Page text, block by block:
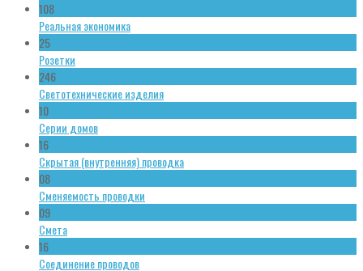
108
Реальная экономика
25
Розетки
246
Светотехнические изделия
10
Серии домов
16
Скрытая (внутренняя) проводка
08
Сменяемость проводки
09
Смета
16
Соединение проводов